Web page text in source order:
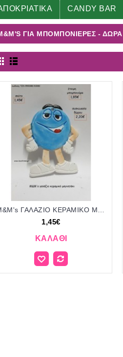
CANDY BAR
- δώρα πάρτυ -
ΓΙΑ ΜΠΟΜΠΟΝΙΈΡΕΣ -
1,45€
ΚΑΛΆΘΙ